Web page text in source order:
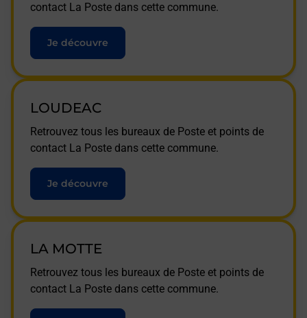
contact La Poste dans cette commune.
Je découvre
LOUDEAC
Retrouvez tous les bureaux de Poste et points de
contact La Poste dans cette commune.
Je découvre
LA MOTTE
Retrouvez tous les bureaux de Poste et points de
contact La Poste dans cette commune.